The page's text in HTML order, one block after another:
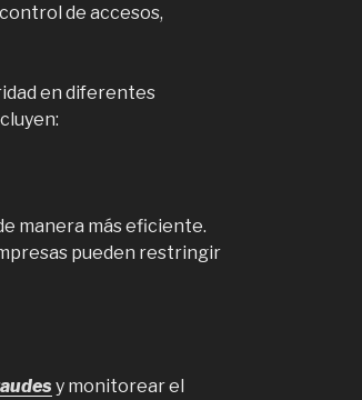
de accesos,
en diferentes
manera más eficiente.
pueden restringir
y monitorear el